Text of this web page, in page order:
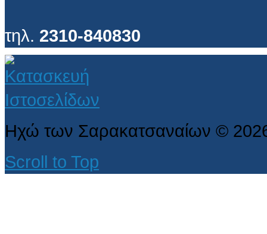
τηλ. 2310-840830
Ηχώ των Σαρακατσαναίων ©
Scroll to Top